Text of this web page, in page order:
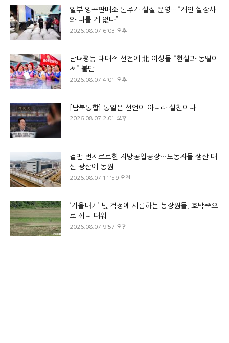
일부 양곡판매소 돈주가 실질 운영…“개인 쌀장사
와 다를 게 없다”
2026.08.07 6:03 오후
남녀평등 대대적 선전에 北 여성들 “현실과 동떨어
져” 불만
2026.08.07 4:01 오후
[남북통합] 통일은 선언이 아니라 실천이다
2026.08.07 2:01 오후
겉만 번지르르한 지방공업공장…노동자들 생산 대
신 광산에 동원
2026.08.07 11:59 오전
‘가을내기’ 빚 걱정에 시름하는 농장원들, 호박죽으
로 끼니 때워
2026.08.07 9:57 오전